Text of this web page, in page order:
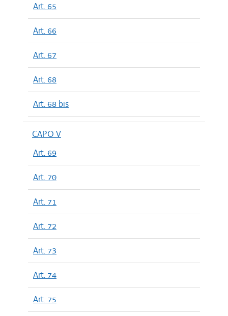
Art. 65
Art. 66
Art. 67
Art. 68
Art. 68 bis
CAPO V
Art. 69
Art. 70
Art. 71
Art. 72
Art. 73
Art. 74
Art. 75